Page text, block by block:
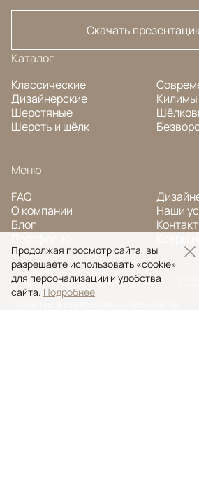
Скачать
Каталог
Классические
Дизайнерские
Шерстяные
Шерсть и шёлк
Килимы
Меню
FAQ
О компании
Блог
Наши
Ковры
© Ansy Carpet Company 2005 — 2026
Продолжая просмотр сайта, вы
разрешаете использовать «cookie»
для персонализации и удобства
сайта. Подробнее